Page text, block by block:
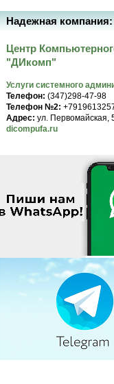
Надежная компания:
Центр
"ДИкомп"
Услуги системного
Телефон: (347)298-47-98
Телефон №2:
Адрес: ул. Первомайская,
dicompufa.ru